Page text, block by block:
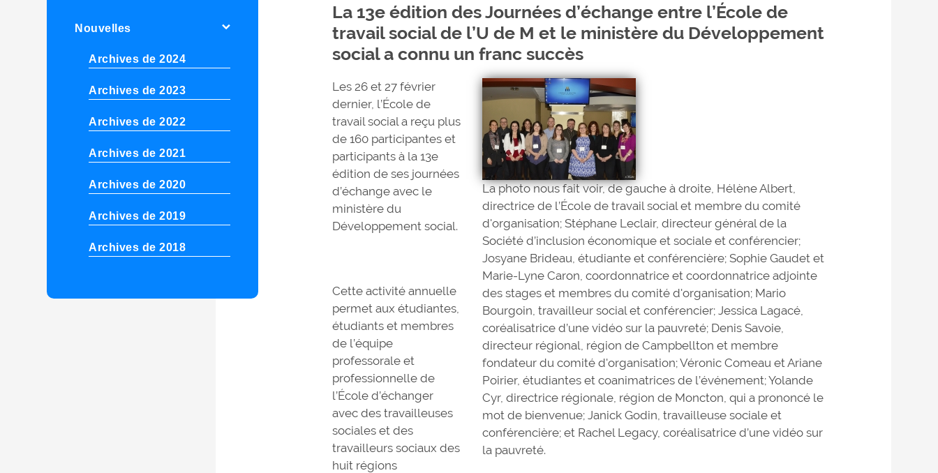
Nouvelles
Archives de 2024
Archives de 2023
Archives de 2022
Archives de 2021
Archives de 2020
Archives de 2019
Archives de 2018
La 13e édition des Journées d’échange entre l’École de
travail social de l’U de M et le ministère du Développement
social a connu un franc succès
La photo nous fait voir, de gauche à droite, Hélène Albert,
directrice de l’École de travail social et membre du comité
d'organisation; Stéphane Leclair, directeur général de la
Société d’inclusion économique et sociale et conférencier;
Josyane Brideau, étudiante et conférencière; Sophie Gaudet et
Marie-Lyne Caron, coordonnatrice et coordonnatrice adjointe
des stages et membres du comité d'organisation; Mario
Bourgoin, travailleur social et conférencier; Jessica Lagacé,
coréalisatrice d’une vidéo sur la pauvreté; Denis Savoie,
directeur régional, région de Campbellton et membre
fondateur du comité d'organisation; Véronic Comeau et Ariane
Poirier, étudiantes et coanimatrices de l’événement; Yolande
Cyr, directrice régionale, région de Moncton, qui a prononcé le
mot de bienvenue; Janick Godin, travailleuse sociale et
conférencière; et Rachel Legacy, coréalisatrice d’une vidéo sur
la pauvreté.
Les 26 et 27 février
dernier, l’École de
travail social a reçu plus
de 160 participantes et
participants à la 13e
édition de ses journées
d’échange avec le
ministère du
Développement social.
Cette activité annuelle
permet aux étudiantes,
étudiants et membres
de l’équipe
professorale et
professionnelle de
l’École d’échanger
avec des travailleuses
sociales et des
travailleurs sociaux des
huit régions